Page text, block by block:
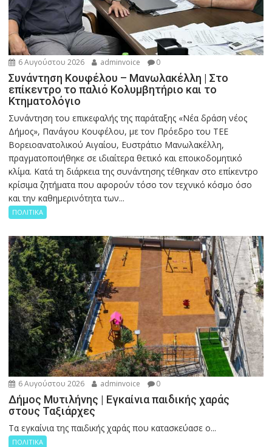
6 Αυγούστου 2026 adminvoice 0
Συνάντηση Κουφέλου – Μανωλακέλλη | Στο
επίκεντρο το παλιό Κολυμβητήριο και το
Κτηματολόγιο
Συνάντηση του επικεφαλής της παράταξης «Νέα δράση νέος
Δήμος», Πανάγου Κουφέλου, με τον Πρόεδρο του ΤΕΕ
Βορειοανατολικού Αιγαίου, Ευστράτιο Μανωλακέλλη,
πραγματοποιήθηκε σε ιδιαίτερα θετικό και εποικοδομητικό
κλίμα. Κατά τη διάρκεια της συνάντησης τέθηκαν στο επίκεντρο
κρίσιμα ζητήματα που αφορούν τόσο τον τεχνικό κόσμο όσο
και την καθημερινότητα των...
ΠΟΛΙΤΙΚΑ
6 Αυγούστου 2026 adminvoice 0
Δήμος Μυτιλήνης | Εγκαίνια παιδικής χαράς
στους Ταξιάρχες
Tα εγκαίνια της παιδικής χαράς που κατασκεύασε ο...
ΠΟΛΙΤΙΚΑ